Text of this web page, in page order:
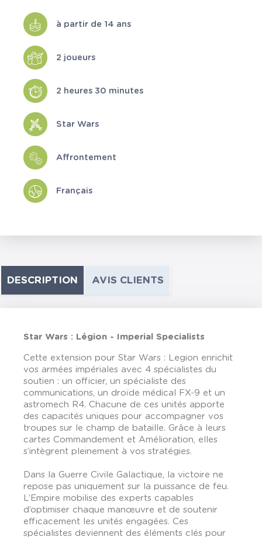
à partir de 14 ans
2 joueurs
2 heures 30 minutes
Star Wars
Affrontement
Français
DESCRIPTION AVIS CLIENTS
Star Wars : Légion - Imperial Specialists
Cette extension pour Star Wars : Legion enrichit
vos armées impériales avec 4 spécialistes du
soutien : un officier, un spécialiste des
communications, un droïde médical FX-9 et un
astromech R4. Chacune de ces unités apporte
des capacités uniques pour accompagner vos
troupes sur le champ de bataille. Grâce à leurs
cartes Commandement et Amélioration, elles
s’intègrent pleinement à vos stratégies.
Dans la Guerre Civile Galactique, la victoire ne
repose pas uniquement sur la puissance de feu.
L’Empire mobilise des experts capables
d’optimiser chaque manœuvre et de soutenir
efficacement les unités engagées. Ces
spécialistes deviennent des éléments clés pour